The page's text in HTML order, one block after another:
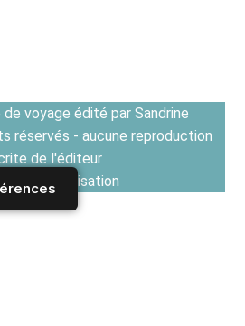
voyage édité par Sandrine
réservés - aucune reproduction
de l'éditeur
d'utilisation